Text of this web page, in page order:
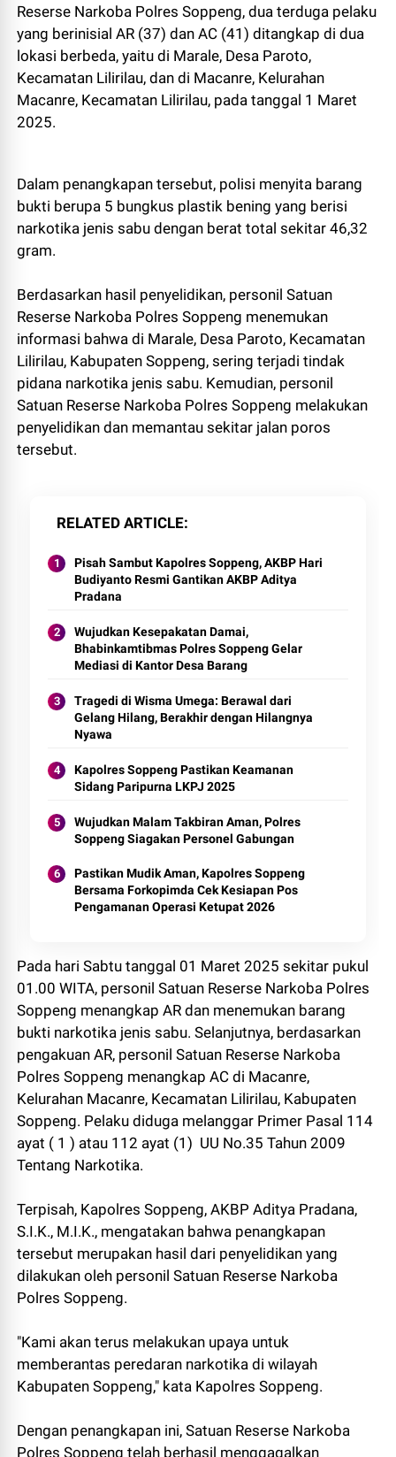
Reserse Narkoba Polres Soppeng, dua terduga pelaku
yang berinisial AR (37) dan AC (41) ditangkap di dua
lokasi berbeda, yaitu di Marale, Desa Paroto,
Kecamatan Lilirilau, dan di Macanre, Kelurahan
Macanre, Kecamatan Lilirilau, pada tanggal 1 Maret
2025.
Dalam penangkapan tersebut, polisi menyita barang
bukti berupa 5 bungkus plastik bening yang berisi
narkotika jenis sabu dengan berat total sekitar 46,32
gram.
Berdasarkan hasil penyelidikan, personil Satuan
Reserse Narkoba Polres Soppeng menemukan
informasi bahwa di Marale, Desa Paroto, Kecamatan
Lilirilau, Kabupaten Soppeng, sering terjadi tindak
pidana narkotika jenis sabu. Kemudian, personil
Satuan Reserse Narkoba Polres Soppeng melakukan
penyelidikan dan memantau sekitar jalan poros
tersebut.
RELATED ARTICLE
Pisah Sambut Kapolres Soppeng, AKBP Hari
Budiyanto Resmi Gantikan AKBP Aditya
Pradana
Wujudkan Kesepakatan Damai,
Bhabinkamtibmas Polres Soppeng Gelar
Mediasi di Kantor Desa Barang
Tragedi di Wisma Umega: Berawal dari
Gelang Hilang, Berakhir dengan Hilangnya
Nyawa
Kapolres Soppeng Pastikan Keamanan
Sidang Paripurna LKPJ 2025
Wujudkan Malam Takbiran Aman, Polres
Soppeng Siagakan Personel Gabungan
Pastikan Mudik Aman, Kapolres Soppeng
Bersama Forkopimda Cek Kesiapan Pos
Pengamanan Operasi Ketupat 2026
Pada hari Sabtu tanggal 01 Maret 2025 sekitar pukul
01.00 WITA, personil Satuan Reserse Narkoba Polres
Soppeng menangkap AR dan menemukan barang
bukti narkotika jenis sabu. Selanjutnya, berdasarkan
pengakuan AR, personil Satuan Reserse Narkoba
Polres Soppeng menangkap AC di Macanre,
Kelurahan Macanre, Kecamatan Lilirilau, Kabupaten
Soppeng. Pelaku diduga melanggar Primer Pasal 114
ayat ( 1 ) atau 112 ayat (1) UU No.35 Tahun 2009
Tentang Narkotika.
Terpisah, Kapolres Soppeng, AKBP Aditya Pradana,
S.I.K., M.I.K., mengatakan bahwa penangkapan
tersebut merupakan hasil dari penyelidikan yang
dilakukan oleh personil Satuan Reserse Narkoba
Polres Soppeng.
"Kami akan terus melakukan upaya untuk
memberantas peredaran narkotika di wilayah
Kabupaten Soppeng," kata Kapolres Soppeng.
Dengan penangkapan ini, Satuan Reserse Narkoba
Polres Soppeng telah berhasil menggagalkan